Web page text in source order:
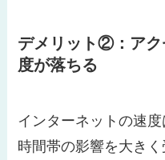
デメリット②：アク
度が落ちる
インターネットの速
時間帯の影響を大きく